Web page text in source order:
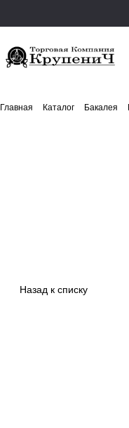
Главная Каталог Бакалея
Назад к списку